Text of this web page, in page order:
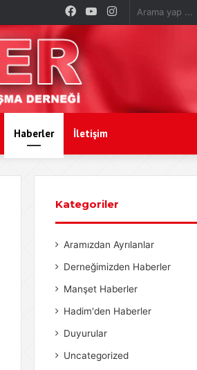
Instagram
YouTube
Facebook
Haberler İletişim
Kategoriler
Aramızdan Ayrılanlar
Derneğimizden Haberler
Manşet Haberler
Hadim'den Haberler
Duyurular
Uncategorized